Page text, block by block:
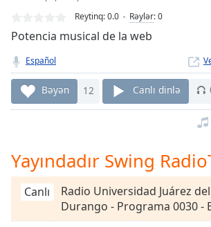
Stream
Seek to
live,
currently
behind
liveLIVE
1x
Playback
Reytinq:0.0 Rəylər:0
Potencia musical de la web
Español
Bəyən 12 Canlı dinlə
Yayındadır Swing
Canlı
Radio Universidad Juárez
Durango - Programa 0030 -